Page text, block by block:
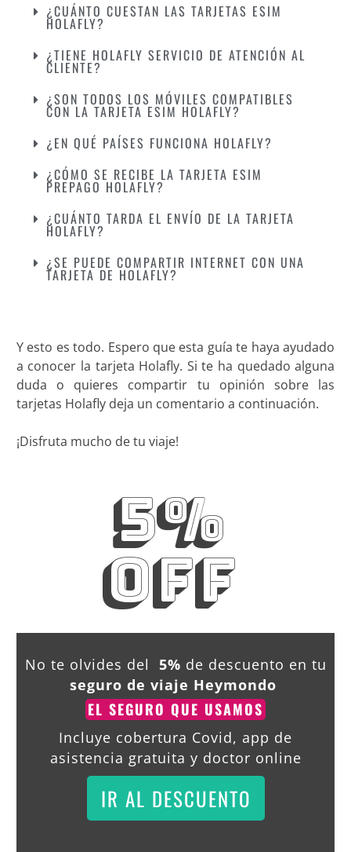
¿CUÁNTO CUESTAN LAS TARJETAS ESIM
HOLAFLY?
¿TIENE HOLAFLY SERVICIO DE ATENCIÓN AL
CLIENTE?
¿SON TODOS LOS MÓVILES COMPATIBLES
CON LA TARJETA ESIM HOLAFLY?
¿EN QUÉ PAÍSES FUNCIONA HOLAFLY?
¿CÓMO SE RECIBE LA TARJETA ESIM
PREPAGO HOLAFLY?
¿CUÁNTO TARDA EL ENVÍO DE LA TARJETA
HOLAFLY?
¿SE PUEDE COMPARTIR INTERNET CON UNA
TARJETA DE HOLAFLY?
Y esto es todo. Espero que esta guía te haya ayudado
a conocer la tarjeta Holafly. Si te ha quedado alguna
duda o quieres compartir tu opinión sobre las
tarjetas Holafly deja un comentario a continuación.
¡Disfruta mucho de tu viaje!
5%
OFF
No te olvides del 5% de descuento en tu
seguro de viaje Heymondo
EL SEGURO QUE USAMOS
Incluye cobertura Covid, app de
asistencia gratuita y doctor online
IR AL DESCUENTO